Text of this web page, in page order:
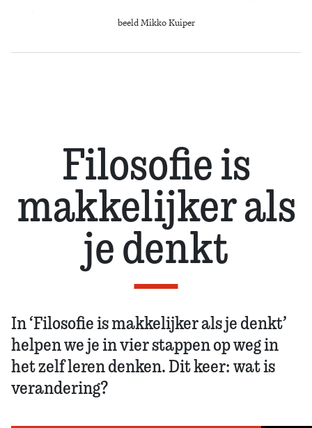
beeld Mikko Kuiper
Filosofie is
makkelijker als
je denkt
In ‘Filosofie is makkelijker als je denkt’
helpen we je in vier stappen op weg in
het zelf leren denken. Dit keer: wat is
verandering?